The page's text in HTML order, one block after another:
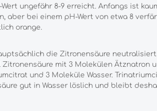
ungefähr 8-9 erreicht. Anfangs ist
aber bei einem pH-Wert von etwa 8
orange.
die Zitronensäure
Zitronensäure mit 3 Molekülen Ätznatron
und 3 Moleküle Wasser.
gut in Wasser löslich und bleibt